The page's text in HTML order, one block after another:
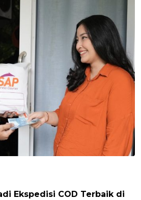
Ekspedisi COD Terbaik di